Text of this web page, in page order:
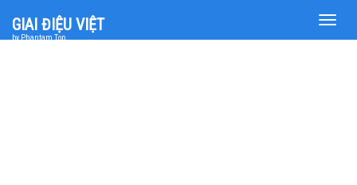
Toggle
GIAI ĐIỆU VIỆT
by Phantam Top